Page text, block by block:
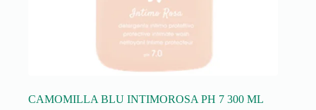
CAMOMILLA BLU INTIMOROSA PH 7 300 ML